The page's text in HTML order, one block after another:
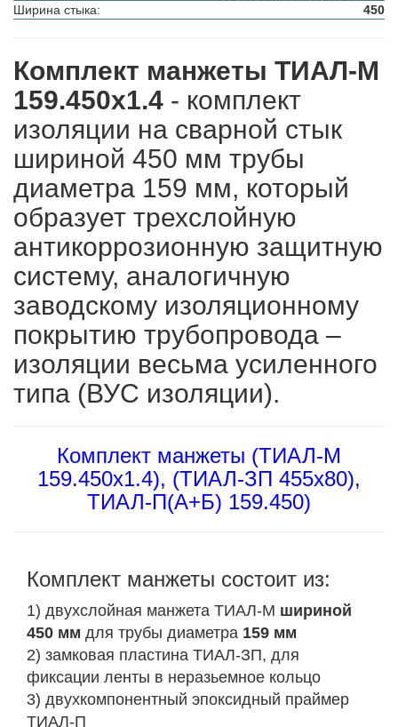
Ширина стыка:
450
Комплект манжеты ТИАЛ-М
159.450х1.4 - комплект
изоляции на сварной стык
шириной 450 мм трубы
диаметра 159 мм, который
образует трехслойную
антикоррозионную защитную
систему, аналогичную
заводскому изоляционному
покрытию трубопровода –
изоляции весьма усиленного
типа (ВУС изоляции).
Комплект манжеты (ТИАЛ-М
159.450х1.4), (ТИАЛ-ЗП 455х80),
ТИАЛ-П(А+Б) 159.450)
Комплект манжеты состоит из:
1) двухслойная манжета ТИАЛ-М шириной
450 мм для трубы диаметра 159 мм
2) замковая пластина ТИАЛ-ЗП, для
фиксации ленты в неразьемное кольцо
3) двухкомпонентный эпоксидный праймер
ТИАЛ-П